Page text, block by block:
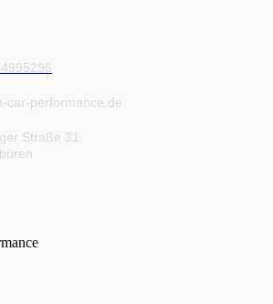
car-performance.de
Straße 31